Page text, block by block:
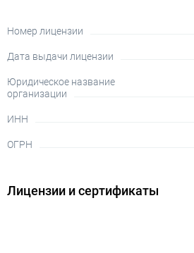
Номер лицензии
Дата выдачи лицензии
Юридическое название
организации
ИНН
ОГРН
Лицензии и сертификаты